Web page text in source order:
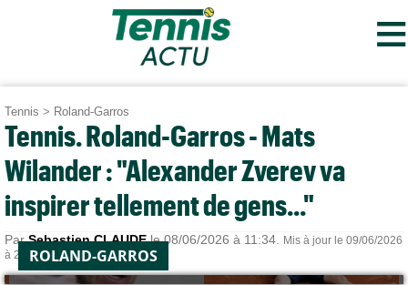
≡
Tennis > Roland-Garros
Tennis. Roland-Garros - Mats
Wilander : "Alexander Zverev va
inspirer tellement de gens..."
ParSebastien CLAUDEle 08/06/2026 à 11:34.
Mis à jour le 09/06/2026
à 21:49.ROLAND-GARROS